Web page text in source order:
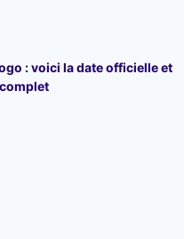
: voici la date officielle et